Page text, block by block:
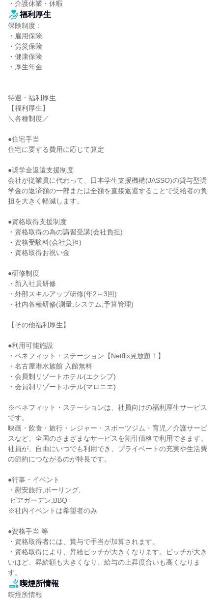
・介護休業・休暇
福利厚生
保険制度：
・雇用保険
・労災保険
・健康保険
・厚生年金
待遇・福利厚生
【福利厚生】
＼各種制度／
●住宅手当
住宅に要する費用に応じて算定
●奨学金返還支援制度
会社が従業員に代わって、日本学生支援機構(JASSO)の貸与型奨
学金の返済額の一部または全額を直接返還することで受給者の負
担を大きく軽減します。
●資格取得支援制度
・資格取得の為の講習受講(会社負担)
・資格受験料(会社負担)
・資格取得お祝い金
●研修制度
・新入社員研修
・外部スキルアップ研修(年2～3回)
・社内各種研修(測量,システム,予算管理)
【その他福利厚生】
●利用可能施設
・ベネフィット・ステーション【Netflix見放題！】
・名古屋港水族館 入館無料
・会員制リゾートホテル(エクシブ)
・会員制リゾートホテル(マロニエ)
※ベネフィット・ステーションは、社員向けの福利厚生サービス
です。
映画・飲食・旅行・レジャー・スポーツジム・育児／介護サービ
スなど、全国のさまざまなサービスを割引価格で利用できます。
社員が、自由にいつでも利用でき、プライベートの充実や生活費
の節約につながるのが特長です。
●行事・イベント
・慰安旅行,ボーリング,
※社内イベントは希望者のみ
●資格手当 等
・資格取得者には、賞与で手当が加算されます。
・資格取得により、昇給ピッチが大きくなります。ピッチが大き
いほど、昇給額も大きくなり、給与の上昇度合いも高くなりま
す。
喫煙所情報
喫煙所情報